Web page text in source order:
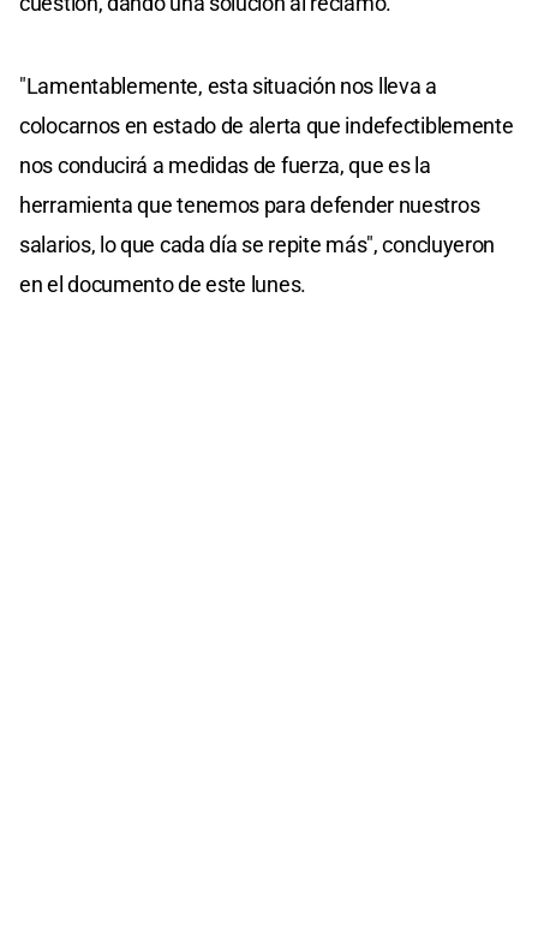
"Lamentablemente, esta situación nos lleva a
colocarnos en estado de alerta que indefectiblemente
nos conducirá a medidas de fuerza, que es la
herramienta que tenemos para defender nuestros
salarios, lo que cada día se repite más", concluyeron
en el documento de este lunes.